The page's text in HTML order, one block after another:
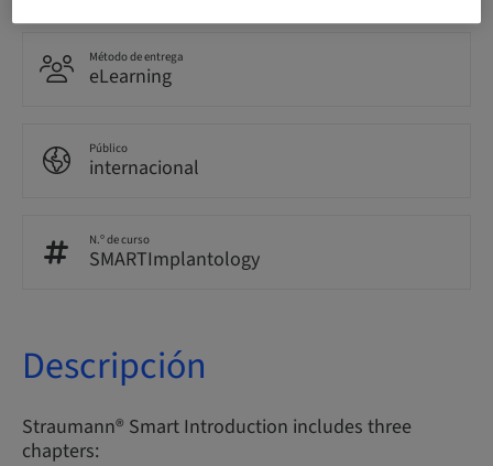
Método de entrega
eLearning
Público
internacional
N.º de curso
SMARTImplantology
Descripción
Straumann® Smart Introduction includes three
chapters: